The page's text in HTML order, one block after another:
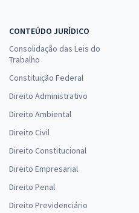
CONTEÚDO JURÍDICO
Consolidação das Leis do
Trabalho
Constituição Federal
Direito Administrativo
Direito Ambiental
Direito Civil
Direito Constitucional
Direito Empresarial
Direito Penal
Direito Previdenciário